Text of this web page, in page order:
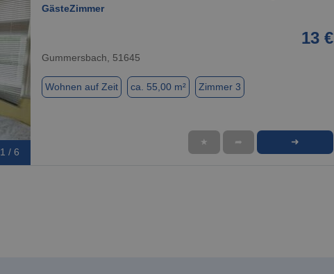
1 / 6
GästeZimmer
13 €
Gummersbach, 51645
Wohnen auf Zeit ca. 55,00 m² Zimmer 3
★ ➦ ➜